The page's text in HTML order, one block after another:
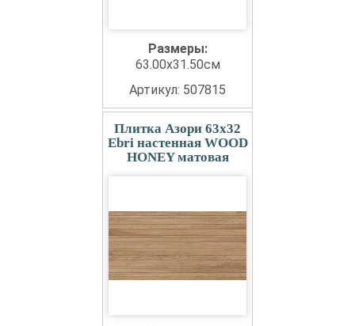
Размеры:
63.00x31.50см
Артикул: 507815
Плитка Азори 63x32
Ebri настенная WOOD
HONEY матовая